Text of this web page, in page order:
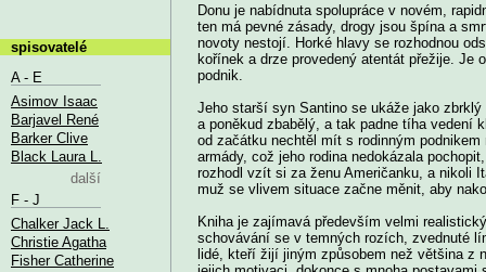
Donu je nabídnuta spolupráce v novém,
ten má pevné zásady, drogy jsou špína a
novoty nestojí. Horké hlavy se rozhodnou
kořínek a drze provedený atentát přežije. Je
podnik.
Jeho starší syn Santino se ukáže jako
a poněkud zbabělý, a tak padne tíha vedení
od začátku nechtěl mít s rodinným
armády, což jeho rodina nedokázala
rozhodl vzít si za ženu Američanku, a nikoli
muž se vlivem situace začne měnit, aby
Kniha je zajímavá především velmi
schovávání se v temných rozích, zvednuté
lidé, kteří žijí jiným způsobem než většina z
spisovatelé
A - E
Asimov Isaac
Barjavel René
Barker Clive
Black Laura L.
další
F - J
Chalker Jack L.
Christie Agatha
Fisher Catherine